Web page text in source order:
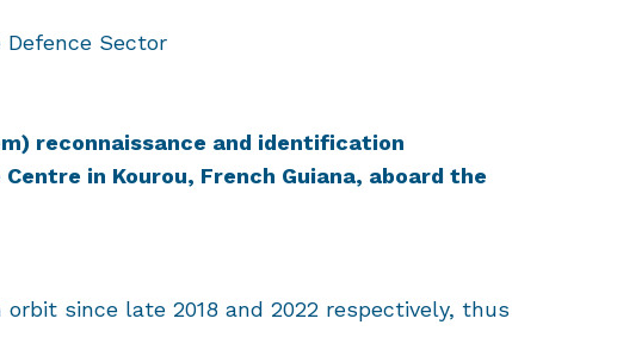
Sector
reconnaissance and identification
in Kourou, French Guiana, aboard the
since late 2018 and 2022 respectively, thus